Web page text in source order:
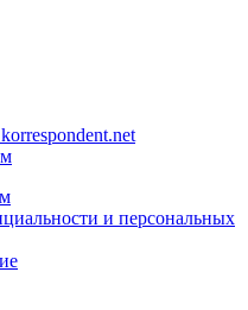
и персональных